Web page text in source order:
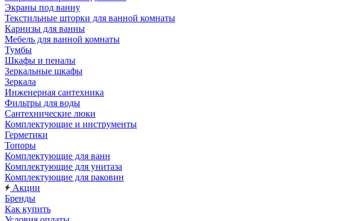
Экраны под ванну
Текстильные шторки для ванной комнаты
Карнизы для ванны
Мебель для ванной комнаты
Тумбы
Шкафы и пеналы
Зеркальные шкафы
Зеркала
Инженерная сантехника
Фильтры для воды
Сантехнические люки
Комплектующие и инструменты
Герметики
Топоры
Комплектующие для ванн
Комплектующие для унитаза
Комплектующие для раковин
Акции
Бренды
Как купить